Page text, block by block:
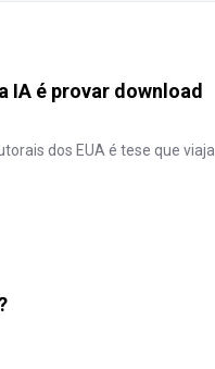
IA é provar download
dos EUA é tese que viaja